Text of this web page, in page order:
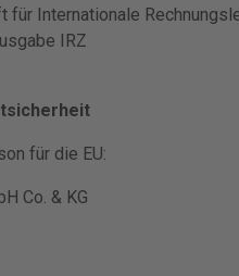
für Internationale
IRZ
für die EU:
Co. & KG